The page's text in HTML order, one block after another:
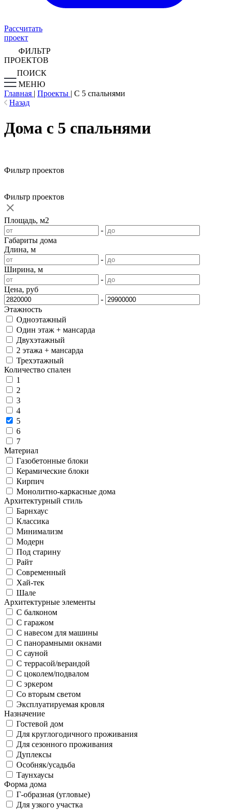
Рассчитать
проект
ФИЛЬТР
ПРОЕКТОВ
ПОИСК
МЕНЮ
Главная | Проекты | С 5 спальнями
Назад
Дома с 5 спальнями
Фильтр проектов
Фильтр проектов
Площадь, м2
-
Габариты дома
Длина, м
-
Ширина, м
-
Цена, руб
-
Этажность
Одноэтажный
Один этаж + мансарда
Двухэтажный
2 этажа + мансарда
Трехэтажный
Количество спален
1
2
3
4
5
6
7
Материал
Газобетонные блоки
Керамические блоки
Кирпич
Монолитно-каркасные дома
Архитектурный стиль
Барнхаус
Классика
Минимализм
Модерн
Под старину
Райт
Современный
Хай-тек
Шале
Архитектурные элементы
С балконом
С гаражом
С навесом для машины
С панорамными окнами
С сауной
С террасой/верандой
С цоколем/подвалом
С эркером
Со вторым светом
Эксплуатируемая кровля
Назначение
Гостевой дом
Для круглогодичного проживания
Для сезонного проживания
Дуплексы
Особняк/усадьба
Таунхаусы
Форма дома
Г-образная (угловые)
Для узкого участка